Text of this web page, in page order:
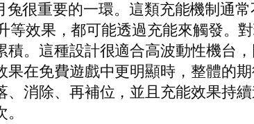
兔很重要的一環。這類充能機制通
等效果，都可能透過充能來觸發。
。這種設計很適合高波動性機台
在免費遊戲中更明顯時，整體的
消除、再補位，並且充能效果持